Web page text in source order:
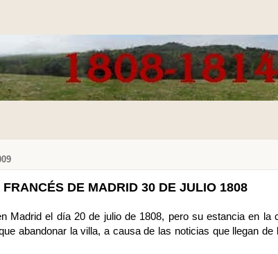
DE MADRID 30 DE JULIO 1808
Madrid el día 20 de julio de 1808, pero su estancia en la
abandonar la villa, a causa de las noticias que llegan de